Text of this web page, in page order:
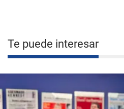
Te puede interesar